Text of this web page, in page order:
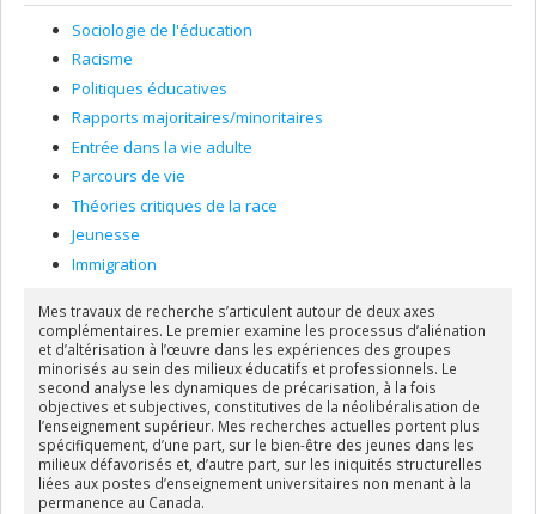
Sociologie de l'éducation
Racisme
Politiques éducatives
Rapports majoritaires/minoritaires
Entrée dans la vie adulte
Parcours de vie
Théories critiques de la race
Jeunesse
Immigration
Mes travaux de recherche s’articulent autour de deux axes
complémentaires. Le premier examine les processus d’aliénation
et d’altérisation à l’œuvre dans les expériences des groupes
minorisés au sein des milieux éducatifs et professionnels. Le
second analyse les dynamiques de précarisation, à la fois
objectives et subjectives, constitutives de la néolibéralisation de
l’enseignement supérieur. Mes recherches actuelles portent plus
spécifiquement, d’une part, sur le bien-être des jeunes dans les
milieux défavorisés et, d’autre part, sur les iniquités structurelles
liées aux postes d’enseignement universitaires non menant à la
permanence au Canada.